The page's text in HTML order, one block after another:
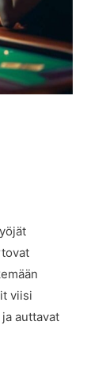
viisi
auttavat